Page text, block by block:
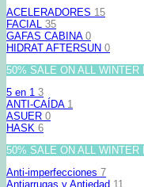
ACELERADORES 15
FACIAL 35
GAFAS CABINA 0
HIDRAT AFTERSUN 0
50% SALE ON ALL WINTER
5 en 1 3
ANTI-CAÍDA 1
ASUER 0
HASK 6
50% SALE ON ALL WINTER
Anti-imperfecciones 7
Antiarrugas y Antiedad 11